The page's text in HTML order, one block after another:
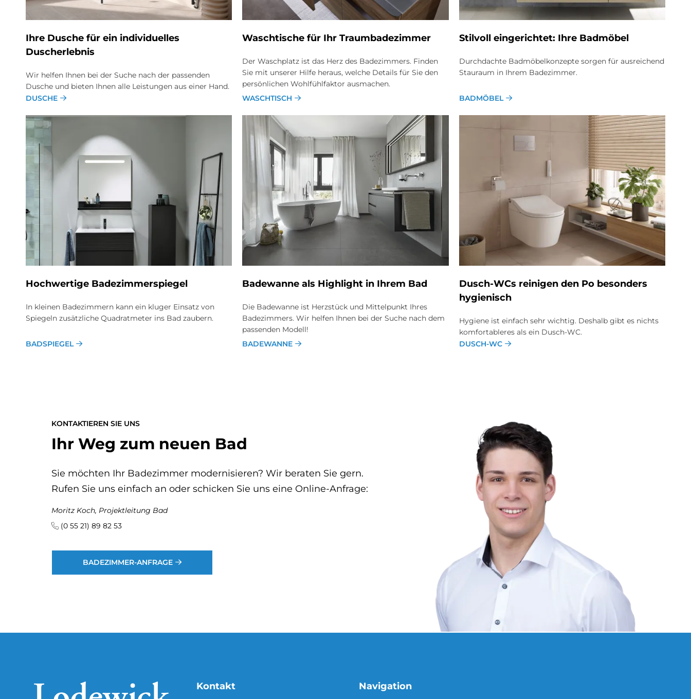
Ihre Du­sche für ein in­di­vi­du­el­les
Du­sch­er­leb­nis
Wir helfen Ihnen bei der Suche nach der passenden
Dusche und bieten Ihnen alle Leistungen aus einer Hand.
DUSCHE
Wasch­ti­sche für Ihr Traum­ba­de­zim­mer
Der Waschplatz ist das Herz des Badezimmers. Finden
Sie mit unserer Hilfe heraus, welche Details für Sie den
persönlichen Wohlfühlfaktor ausmachen.
WASCHTISCH
Stil­voll ein­ge­rich­tet: Ihre Bad­mö­bel
Durchdachte Badmöbelkonzepte sorgen für ausreichend
Stauraum in Ihrem Badezimmer.
BADMÖBEL
Hoch­wer­ti­ge Ba­de­zim­mer­spie­gel
In kleinen Badezimmern kann ein kluger Einsatz von
Spiegeln zusätzliche Quadratmeter ins Bad zaubern.
BADSPIEGEL
Ba­de­wan­ne als High­lig­ht in Ih­rem Bad
Die Badewanne ist Herzstück und Mittelpunkt Ihres
Badezimmers. Wir helfen Ihnen bei der Suche nach dem
passenden Modell!
BADEWANNE
Dusch-WCs rei­ni­gen den Po be­son­ders
hy­gie­nisch
Hygiene ist einfach sehr wichtig. Deshalb gibt es nichts
komfortableres als ein Dusch-WC.
DUSCH-WC
KONTAKTIEREN SIE UNS
Ihr Weg zum neuen Bad
Sie möchten Ihr Badezimmer modernisieren? Wir beraten Sie gern.
Rufen Sie uns einfach an oder schicken Sie uns eine Online-Anfrage:
Moritz Koch, Projektleitung Bad
(0 55 21) 89 82 53
BADEZIMMER-ANFRAGE
Kontakt Navigation